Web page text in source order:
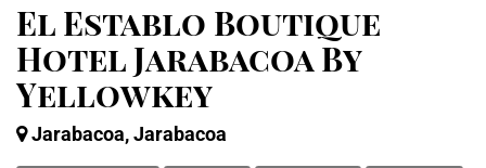
El Establo Boutique
Hotel Jarabacoa By
Yellowkey
Jarabacoa, Jarabacoa